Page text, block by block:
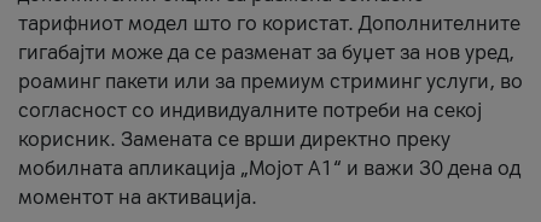
тарифниот модел што го користат. Дополнителните
гигабајти може да се разменат за буџет за нов уред,
роаминг пакети или за премиум стриминг услуги, во
согласност со индивидуалните потреби на секој
корисник. Замената се врши директно преку
мобилната апликација „Мојот А1“ и важи 30 дена од
моментот на активација.